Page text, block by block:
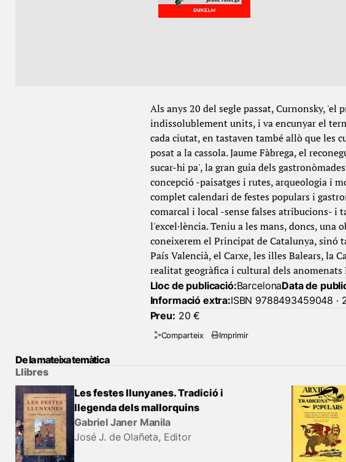
Als anys 20 del segle passat, Curnonsky,
indissolublement units, i va encunyar el
cada ciutat, en tastaven també allò que les
posat a la cassola. Jaume Fàbrega, el
sucar-hi pa', la gran guia dels
concepció -paisatges i rutes, arqueologia i
complet calendari de festes populars i
comarcal i local -sense falses atribucions- i
l'excel·lència. Teniu a les mans, doncs,
coneixerem el Principat de Catalunya, sinó
País Valencià, el Carxe, les illes Balears, la
realitat geogràfica i cultural dels anomenats
Lloc de publicació:BarcelonaData de
Informació extra:ISBN 9788493459048 ·
Preu: 20 €
Comparteix Imprimir
De la mateixa temàtica
Llibres
Les festes llunyanes. Tradició i
llegenda dels mallorquins
Gabriel Janer Manila
José J. de Olañeta, Editor